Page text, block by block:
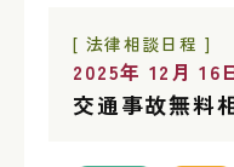
[ 法律相談日程 ]
2025年 12月 16
交通事故無料